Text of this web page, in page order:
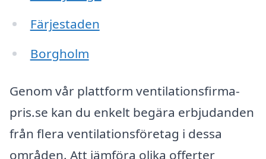
Färjestaden
Borgholm
Genom vår plattform ventilationsfirma-
pris.se kan du enkelt begära erbjudanden
från flera ventilationsföretag i dessa
områden. Att jämföra olika offerter